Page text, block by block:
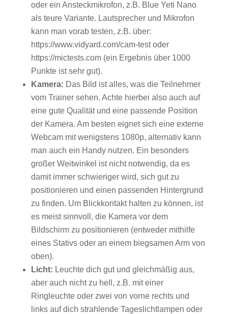
oder ein Ansteckmikrofon, z.B. Blue Yeti Nano
als teure Variante. Lautsprecher und Mikrofon
kann man vorab testen, z.B. über:
https://www.vidyard.com/cam-test oder
https://mictests.com (ein Ergebnis über 1000
Punkte ist sehr gut).
Kamera: Das Bild ist alles, was die Teilnehmer
vom Trainer sehen. Achte hierbei also auch auf
eine gute Qualität und eine passende Position
der Kamera. Am besten eignet sich eine externe
Webcam mit wenigstens 1080p, alternativ kann
man auch ein Handy nutzen. Ein besonders
großer Weitwinkel ist nicht notwendig, da es
damit immer schwieriger wird, sich gut zu
positionieren und einen passenden Hintergrund
zu finden. Um Blickkontakt halten zu können, ist
es meist sinnvoll, die Kamera vor dem
Bildschirm zu positionieren (entweder mithilfe
eines Stativs oder an einem biegsamen Arm von
oben).
Licht: Leuchte dich gut und gleichmäßig aus,
aber auch nicht zu hell, z.B. mit einer
Ringleuchte oder zwei von vorne rechts und
links auf dich strahlende Tageslichtlampen oder